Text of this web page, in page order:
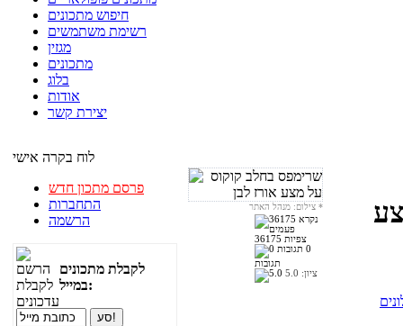
חיפוש מתכונים
רשימת משתמשים
מגזין
מתכונים
בלוג
אודות
יצירת קשר
לוח בקרה אישי
פרסם מתכון חדש
התחברות
הרשמה
לקבלת מתכונים
במייל:
*
36175 צפיות
0
תגובות
ציון: 5.0